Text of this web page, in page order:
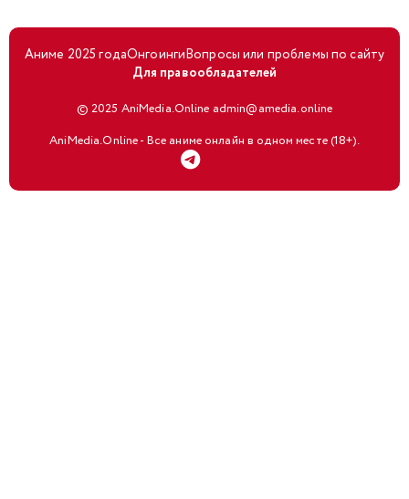
Аниме 2025 годаОнгоингиВопросы или проблемы по сайту
Для правообладателей
© 2025 AniMedia.Online admin@amedia.online
AniMedia.Online - Все аниме онлайн в одном месте (18+).